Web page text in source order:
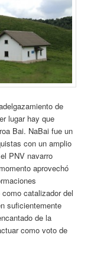
de
lugar hay que
Bai. NaBai fue un
con un amplio
PNV navarro
aprovechó
catalizador del
suficientemente
de la
como voto de